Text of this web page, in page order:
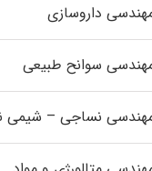
داروسازی
سوانح طبیعی
نساجی – شیمی